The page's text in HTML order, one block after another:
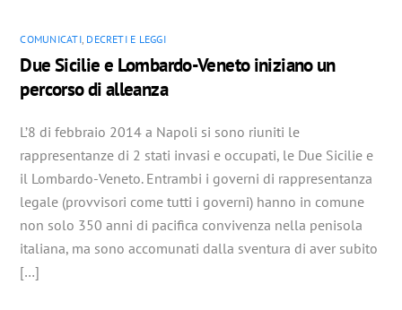
COMUNICATI, DECRETI E LEGGI
Due Sicilie e Lombardo-Veneto iniziano un
percorso di alleanza
L’8 di febbraio 2014 a Napoli si sono riuniti le
rappresentanze di 2 stati invasi e occupati, le Due Sicilie e
il Lombardo-Veneto. Entrambi i governi di rappresentanza
legale (provvisori come tutti i governi) hanno in comune
non solo 350 anni di pacifica convivenza nella penisola
italiana, ma sono accomunati dalla sventura di aver subito
[…]